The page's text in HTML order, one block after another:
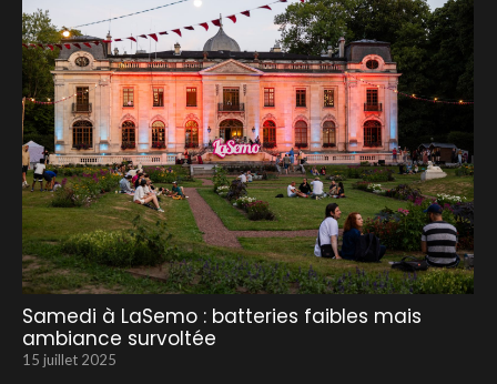
Samedi à LaSemo : batteries faibles mais
ambiance survoltée
15 juillet 2025